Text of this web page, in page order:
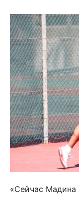
«Сейчас Мадина